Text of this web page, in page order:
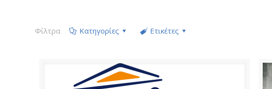
Φίλτρα Κατηγορίες Ετικέτες